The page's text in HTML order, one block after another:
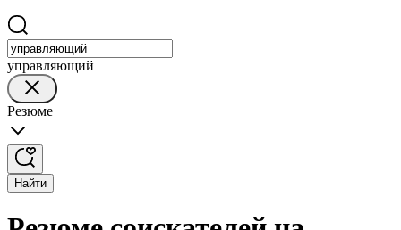
управляющий
Резюме
Найти